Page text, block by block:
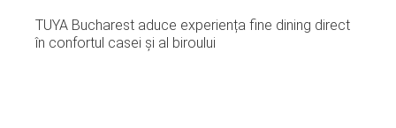
TUYA Bucharest aduce experiența fine dining direct
în confortul casei și al biroului